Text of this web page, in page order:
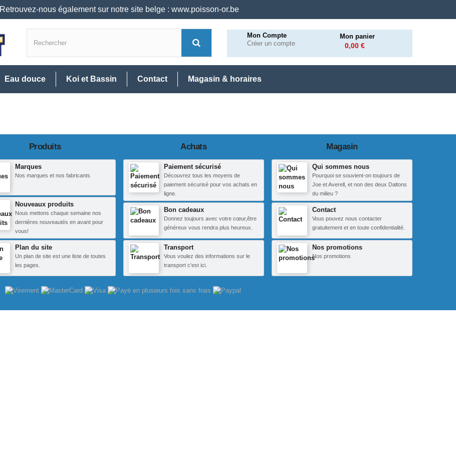
Retrouvez-nous également sur notre site belge : www.poisson-or.be
Mon Compte
Créer un compte
Mon panier
0,00 €
Eau douce Koi et Bassin Contact Magasin & horaires
Produits
Marques
Nos marques et nos fabricants
Nouveaux produits
Nous mettons chaque semaine nos
dernières nouveautés en avant pour
vous!
Plan du site
Un plan de site est une liste de toutes
les pages.
Achats
Paiement sécurisé
Découvrez tous les moyens de
paiement sécurisé pour vos achats en
ligne.
Bon cadeaux
Donnez toujours avec votre cœur,être
généreux vous rendra plus heureux.
Transport
Vous voulez des informations sur le
transport c'est ici.
Magasin
Qui sommes nous
Pourquoi se souvient-on toujours de
Joe et Averell, et non des deux Daltons
du milieu ?
Contact
Vous pouvez nous contacter
gratuitement et en toute confidentialité.
Nos promotions
Nos promotions